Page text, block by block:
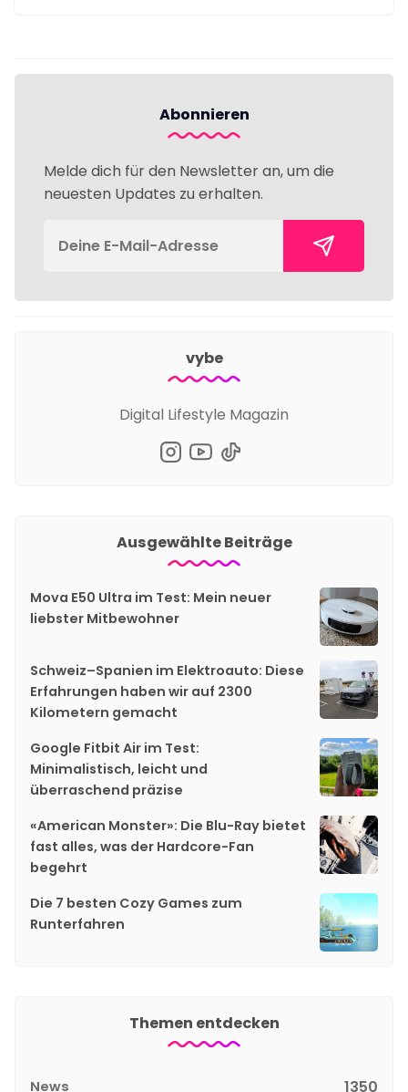
Abonnieren
Melde dich für den Newsletter an, um die
neuesten Updates zu erhalten.
vybe
Digital Lifestyle Magazin
Ausgewählte Beiträge
Mova E50 Ultra im Test: Mein neuer
liebster Mitbewohner
Schweiz–Spanien im Elektroauto: Diese
Erfahrungen haben wir auf 2300
Kilometern gemacht
Google Fitbit Air im Test:
Minimalistisch, leicht und
überraschend präzise
«American Monster»: Die Blu-Ray bietet
fast alles, was der Hardcore-Fan
begehrt
Die 7 besten Cozy Games zum
Runterfahren
Themen entdecken
News 1350